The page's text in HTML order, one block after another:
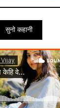
सुनो कहानी